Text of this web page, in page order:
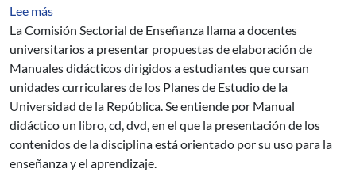
Lee mássobre Llamado 2013 - Elaboración de Manuales
La Comisión Sectorial de Enseñanza llama a docentes
universitarios a presentar propuestas de elaboración de
Manuales didácticos dirigidos a estudiantes que cursan
unidades curriculares de los Planes de Estudio de la
Universidad de la República. Se entiende por Manual
didáctico un libro, cd, dvd, en el que la presentación de los
contenidos de la disciplina está orientado por su uso para la
enseñanza y el aprendizaje.